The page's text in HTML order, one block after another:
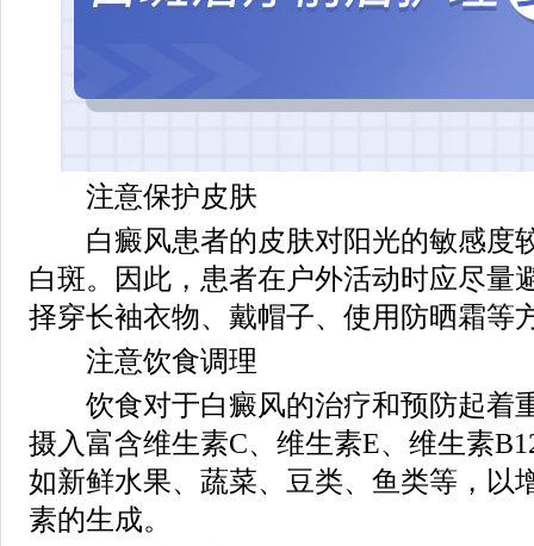
注意保护皮肤
白癜风患者的皮肤对阳光的敏感度
白斑。因此，患者在户外活动时应尽量
择穿长袖衣物、戴帽子、使用防晒霜等
注意饮食调理
饮食对于白癜风的治疗和预防起着
摄入富含维生素C、维生素E、维生素
如新鲜水果、蔬菜、豆类、鱼类等，以
素的生成。